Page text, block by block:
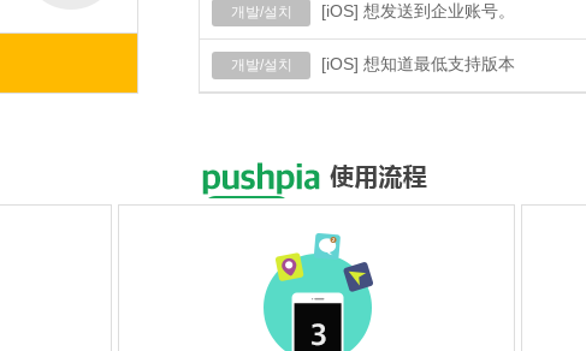
개발/설치 [iOS] 想发送到企业账号。
개발/설치 [iOS] 想知道最低支持版本